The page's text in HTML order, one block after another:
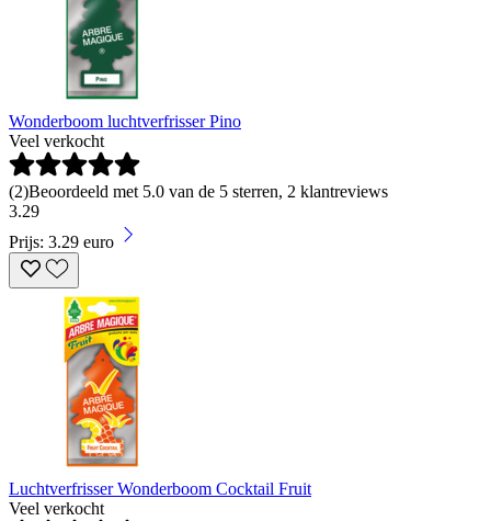
Wonderboom luchtverfrisser Pino
Veel verkocht
(2)Beoordeeld met 5.0 van de 5 sterren, 2 klantreviews
3.29
Prijs: 3.29 euro
Luchtverfrisser Wonderboom Cocktail Fruit
Veel verkocht